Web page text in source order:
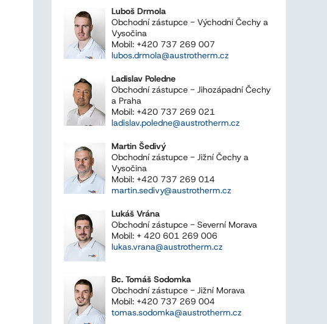
Luboš Drmola
Obchodní zástupce - Východní Čechy a
Vysočina
Mobil: +420 737 269 007
lubos.drmola@austrotherm.cz
Ladislav Poledne
Obchodní zástupce - Jihozápadní Čechy
a Praha
Mobil: +420 737 269 021
ladislav.poledne@austrotherm.cz
Martin Šedivý
Obchodní zástupce - Jižní Čechy a
Vysočina
Mobil: +420 737 269 014
martin.sedivy@austrotherm.cz
Lukáš Vrána
Obchodní zástupce - Severní Morava
Mobil: + 420 601 269 006
lukas.vrana@austrotherm.cz
Bc. Tomáš Sodomka
Obchodní zástupce - Jižní Morava
Mobil: +420 737 269 004
tomas.sodomka@austrotherm.cz